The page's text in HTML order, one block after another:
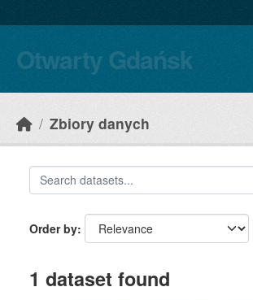
Otwarty Gdańsk
Zbiory danych
Order by
1 dataset found